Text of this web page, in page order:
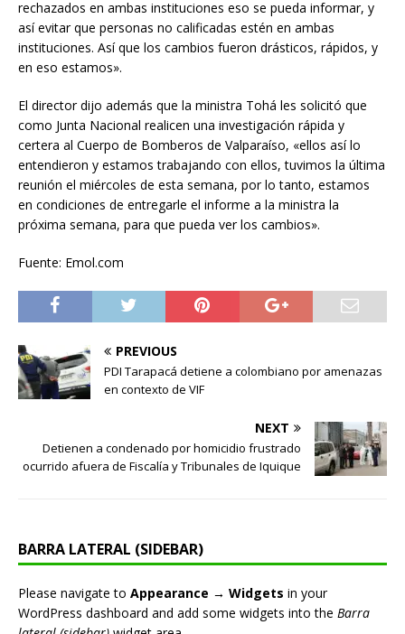
rechazados en ambas instituciones eso se pueda informar, y
así evitar que personas no calificadas estén en ambas
instituciones. Así que los cambios fueron drásticos, rápidos, y
en eso estamos».
El director dijo además que la ministra Tohá les solicitó que
como Junta Nacional realicen una investigación rápida y
certera al Cuerpo de Bomberos de Valparaíso, «ellos así lo
entendieron y estamos trabajando con ellos, tuvimos la última
reunión el miércoles de esta semana, por lo tanto, estamos
en condiciones de entregarle el informe a la ministra la
próxima semana, para que pueda ver los cambios».
Fuente: Emol.com
PREVIOUS
PDI Tarapacá detiene a colombiano por amenazas
en contexto de VIF
NEXT
Detienen a condenado por homicidio frustrado
ocurrido afuera de Fiscalía y Tribunales de Iquique
BARRA LATERAL (SIDEBAR)
Please navigate to Appearance → Widgets in your
WordPress dashboard and add some widgets into the Barra